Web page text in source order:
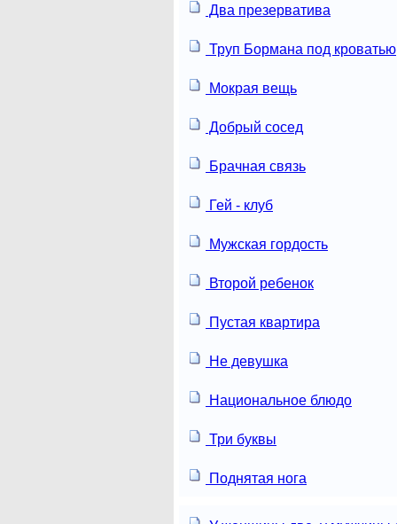
Два презерватива
Труп Бормана под кроватью
Мокрая вещь
Добрый сосед
Брачная связь
Гей - клуб
Мужская гордость
Второй ребенок
Пустая квартира
Не девушка
Национальное блюдо
Три буквы
Поднятая нога